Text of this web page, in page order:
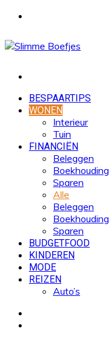
BESPAARTIPS
WONEN
Interieur
Tuin
FINANCIËN
Beleggen
Boekhouding
Sparen
Alle
Beleggen
Boekhouding
Sparen
BUDGETFOOD
KINDEREN
MODE
REIZEN
Auto’s